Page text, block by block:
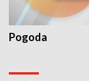
Pogoda